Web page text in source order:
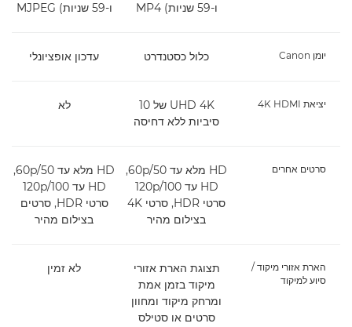
ו-59 שניות) MP4
ו-59 שניות) MJPEG
יומן Canon כלול כסטנדרט עדכון אופציונלי
יציאת 4K HDMI
UHD 4K של 10
סיביות ללא דחיסה
לא
סרטים אחרים
HD מלא עד 50‏/60p‏,
HD עד 100‏/120p
סרטי HDR, סרטי 4K
בצילום מהיר
HD מלא עד 50‏/60p‏,
HD עד 100‏/120p
סרטי HDR, סרטים
בצילום מהיר
הארת אזורי מיקוד /
סיוע למיקוד
תצוגת הארת אזורי
מיקוד בזמן אמת
ומרחק מיקוד ומחוון
סרטים או סטילס
לא זמין